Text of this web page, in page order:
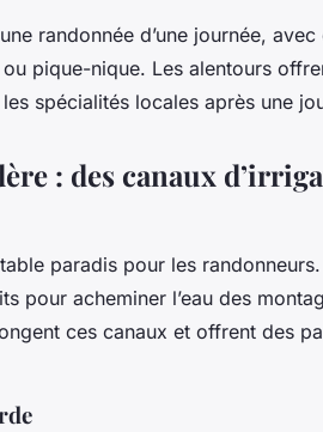
randonnée d’une journée,
pique-nique. Les alentours
spécialités locales après une
: des canaux
paradis pour les
pour acheminer l’eau des
ces canaux et offrent des